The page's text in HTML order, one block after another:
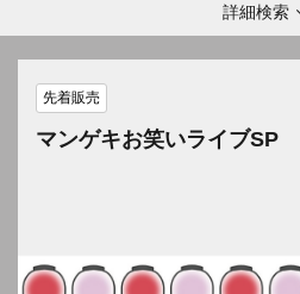
詳細検索
先着販売
マンゲキお笑いライブSP